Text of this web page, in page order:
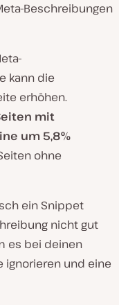
Beschreibungen
kann die
erhöhen.
mit
um 5,8%
ohne
ein Snippet
nicht gut
es bei deinen
ignorieren und eine